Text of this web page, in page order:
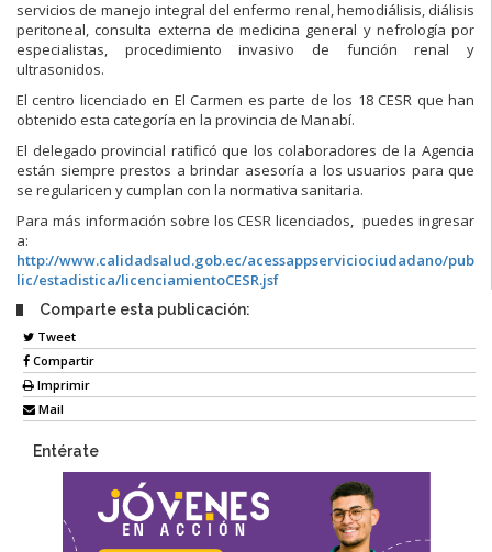
servicios de manejo integral del enfermo renal, hemodiálisis, diálisis
peritoneal, consulta externa de medicina general y nefrología por
especialistas, procedimiento invasivo de función renal y
ultrasonidos.
El centro licenciado en El Carmen es parte de los 18 CESR que han
obtenido esta categoría en la provincia de Manabí.
El delegado provincial ratificó que los colaboradores de la Agencia
están siempre prestos a brindar asesoría a los usuarios para que
se regularicen y cumplan con la normativa sanitaria.
Para más información sobre los CESR licenciados, puedes ingresar
a:
http://www.calidadsalud.gob.ec/acessappserviciociudadano/pub
lic/estadistica/licenciamientoCESR.jsf
Comparte esta publicación:
Tweet
Compartir
Imprimir
Mail
Entérate